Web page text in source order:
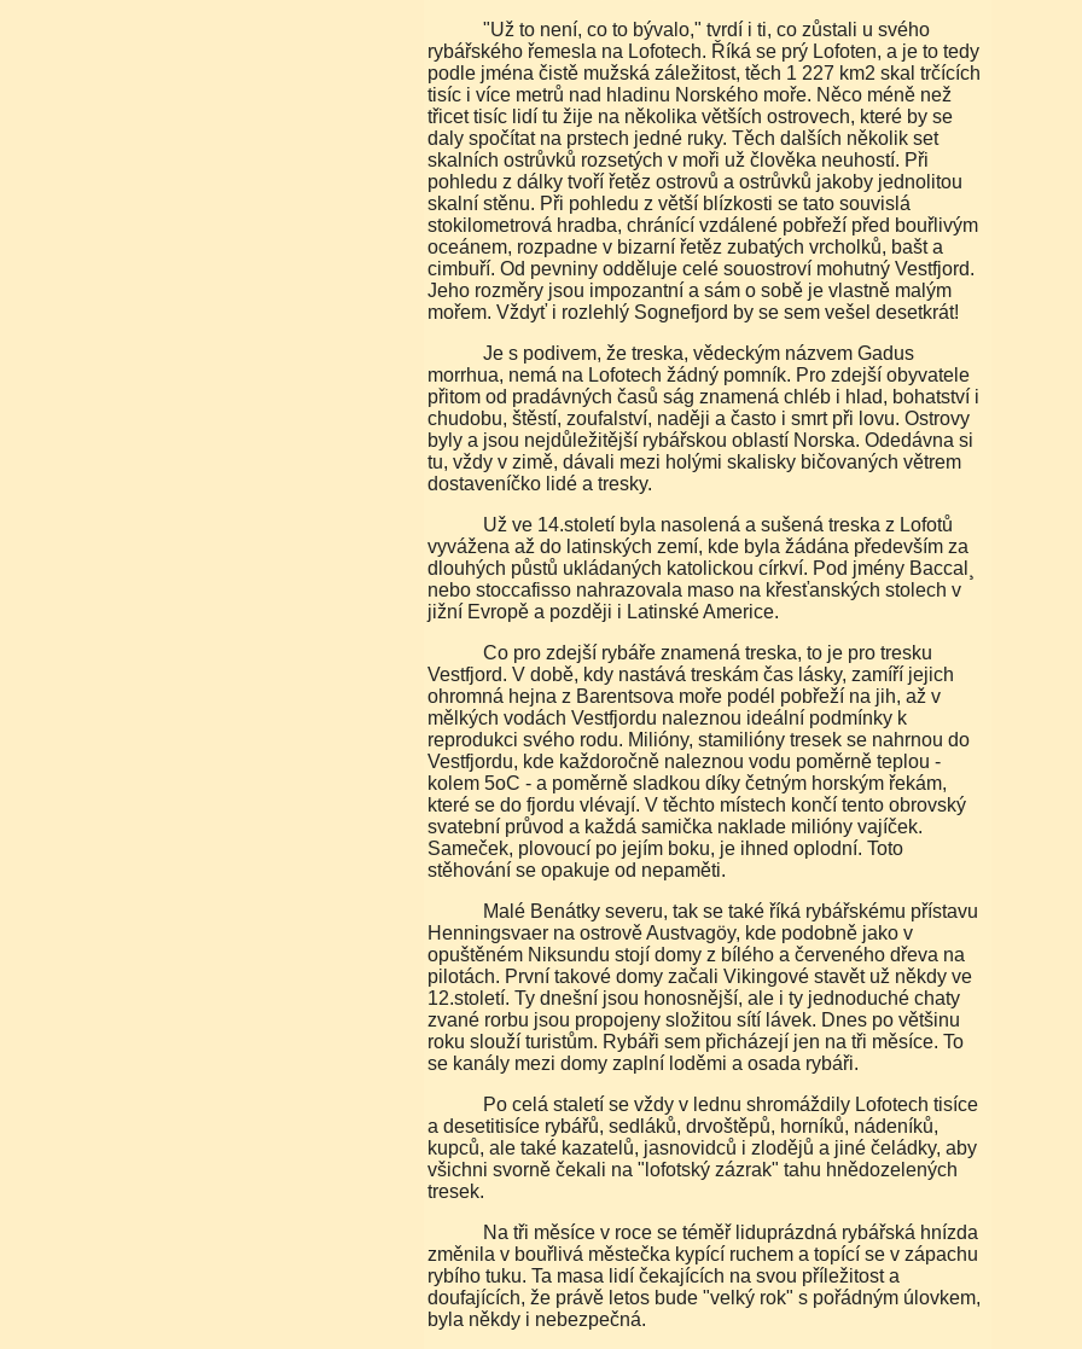
"Už to není, co to bývalo," tvrdí i ti, co zůstali u svého
rybářského řemesla na Lofotech. Říká se prý Lofoten, a je to tedy
podle jména čistě mužská záležitost, těch 1 227 km2 skal trčících
tisíc i více metrů nad hladinu Norského moře. Něco méně než
třicet tisíc lidí tu žije na několika větších ostrovech, které by se
daly spočítat na prstech jedné ruky. Těch dalších několik set
skalních ostrůvků rozsetých v moři už člověka neuhostí. Při
pohledu z dálky tvoří řetěz ostrovů a ostrůvků jakoby jednolitou
skalní stěnu. Při pohledu z větší blízkosti se tato souvislá
stokilometrová hradba, chránící vzdálené pobřeží před bouřlivým
oceánem, rozpadne v bizarní řetěz zubatých vrcholků, bašt a
cimbuří. Od pevniny odděluje celé souostroví mohutný Vestfjord.
Jeho rozměry jsou impozantní a sám o sobě je vlastně malým
mořem. Vždyť i rozlehlý Sognefjord by se sem vešel desetkrát!
Je s podivem, že treska, vědeckým názvem Gadus
morrhua, nemá na Lofotech žádný pomník. Pro zdejší obyvatele
přitom od pradávných časů ság znamená chléb i hlad, bohatství i
chudobu, štěstí, zoufalství, naději a často i smrt při lovu. Ostrovy
byly a jsou nejdůležitější rybářskou oblastí Norska. Odedávna si
tu, vždy v zimě, dávali mezi holými skalisky bičovaných větrem
dostaveníčko lidé a tresky.
Už ve 14.století byla nasolená a sušená treska z Lofotů
vyvážena až do latinských zemí, kde byla žádána především za
dlouhých půstů ukládaných katolickou církví. Pod jmény Baccal¸
nebo stoccafisso nahrazovala maso na křesťanských stolech v
jižní Evropě a později i Latinské Americe.
Co pro zdejší rybáře znamená treska, to je pro tresku
Vestfjord. V době, kdy nastává treskám čas lásky, zamíří jejich
ohromná hejna z Barentsova moře podél pobřeží na jih, až v
mělkých vodách Vestfjordu naleznou ideální podmínky k
reprodukci svého rodu. Milióny, stamilióny tresek se nahrnou do
Vestfjordu, kde každoročně naleznou vodu poměrně teplou -
kolem 5oC - a poměrně sladkou díky četným horským řekám,
které se do fjordu vlévají. V těchto místech končí tento obrovský
svatební průvod a každá samička naklade milióny vajíček.
Sameček, plovoucí po jejím boku, je ihned oplodní. Toto
stěhování se opakuje od nepaměti.
Malé Benátky severu, tak se také říká rybářskému přístavu
Henningsvaer na ostrově Austvagöy, kde podobně jako v
opuštěném Niksundu stojí domy z bílého a červeného dřeva na
pilotách. První takové domy začali Vikingové stavět už někdy ve
12.století. Ty dnešní jsou honosnější, ale i ty jednoduché chaty
zvané rorbu jsou propojeny složitou sítí lávek. Dnes po většinu
roku slouží turistům. Rybáři sem přicházejí jen na tři měsíce. To
se kanály mezi domy zaplní loděmi a osada rybáři.
Po celá staletí se vždy v lednu shromáždily Lofotech tisíce
a desetitisíce rybářů, sedláků, drvoštěpů, horníků, nádeníků,
kupců, ale také kazatelů, jasnovidců i zlodějů a jiné čeládky, aby
všichni svorně čekali na "lofotský zázrak" tahu hnědozelených
tresek.
Na tři měsíce v roce se téměř liduprázdná rybářská hnízda
změnila v bouřlivá městečka kypící ruchem a topící se v zápachu
rybího tuku. Ta masa lidí čekajících na svou příležitost a
doufajících, že právě letos bude "velký rok" s pořádným úlovkem,
byla někdy i nebezpečná.